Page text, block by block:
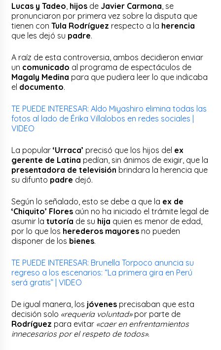
Lucas y Tadeo hijos de Javier Carmona , se
pronunciaron por primera vez sobre la disputa que
tienen conTula Rodríguez respecto a la herencia
que les dejó su padre.
A raíz de esta controversia, ambos decidieron enviar
un comunicado al programa de espectáculos de
Magaly Medina para que pudiera leer lo que indicaba
el documento.
TE PUEDE INTERESAR: Aldo Miyashiro elimina todas las
fotos al lado de Érika Villalobos en redes sociales |
VIDEO
La popular‘Urraca’ precisó que los hijos del ex
gerente de Latina pedían, sin ánimos de exigir, que la
presentadora de televisión brindara la herencia que
su difunto padre dejó.
Según lo señalado, esto se debe a que la ex de
‘Chiquito’ Flores aún no ha iniciado el trámite legal de
asumir latutoría de su hija quien es menor de edad,
por lo que los herederos mayores no pueden
disponer de los bienes.
TE PUEDE INTERESAR: Brunella Torpoco anuncia su
regreso a los escenarios: “La primera gira en Perú
será gratis” | VIDEO
De igual manera, los jóvenes precisaban que esta
decisión solo «requería voluntad» por parte de
Rodríguez para evitar «caer en enfrentamientos
innecesarios por el respeto de todos».